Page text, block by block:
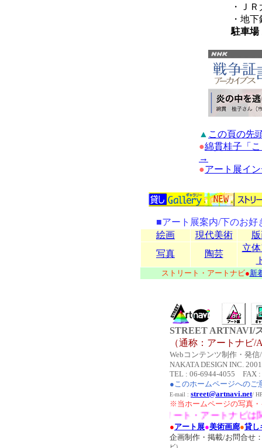
・Ｊ
・地
駐車場
▲ この頁の先
●綿貫桂子「
→
●アート展イ
■アート展案内/下のお好
絵画
現代美術
写真
陶芸
立
ストリート・アートナビ●新
STREET ARTNAVI/
（通称：アートナビ/
Webコンテンツ制作・発
NAKATA DESIGN INC.
TEL : 06-6944-4055 FAX :
●このホームページへのご
E-mail : street@artnavi.net/
※当ホームページの写真
●ストリート・アートナビは関西・大
●アート展●美術画廊●貸し
企画制作・掲載/お問合せ
ビ）